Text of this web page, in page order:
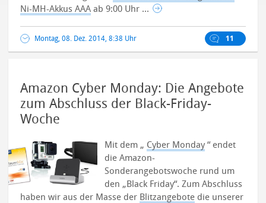
Ni-MH-Akkus AAA ab 9:00 Uhr ...
Montag, 08. Dez. 2014, 8:38 Uhr 11
Amazon Cyber Monday: Die Angebote
zum Abschluss der Black-Friday-
Woche
Mit dem „ Cyber Monday “ endet
die Amazon-
Sonderangebotswoche rund um
den „Black Friday“. Zum Abschluss
haben wir aus der Masse der Blitzangebote die unserer